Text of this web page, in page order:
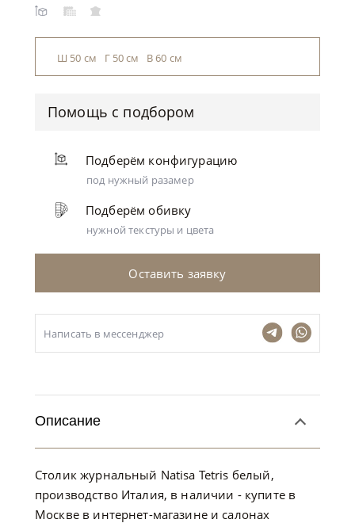
Ш 50 см Г 50 см В 60 см
Помощь с подбором
Подберём конфигурацию
под нужный разамер
Подберём обивку
нужной текстуры и цвета
Оставить заявку
Написать в мессенджер
Описание
Столик журнальный Natisa Tetris белый,
производство Италия, в наличии - купите в
Москве в интернет-магазине и салонах